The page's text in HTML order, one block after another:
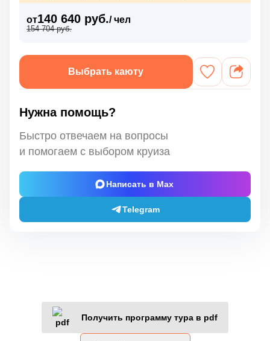
от140 640 руб./ чел
154 704 руб.
Выбрать каюту
Нужна помощь?
Быстро отвечаем на вопросы
и помогаем с выбором круиза
Написать в Max
Telegram
Получить программу тура в pdf